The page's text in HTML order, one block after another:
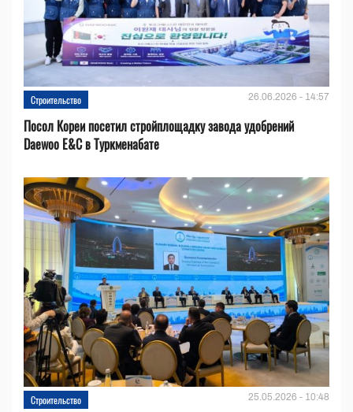
Строительство 26.06.2026 - 14:57
Посол Кореи посетил стройплощадку завода удобрений
Daewoo E&C в Туркменабате
Строительство 25.05.2026 - 10:48